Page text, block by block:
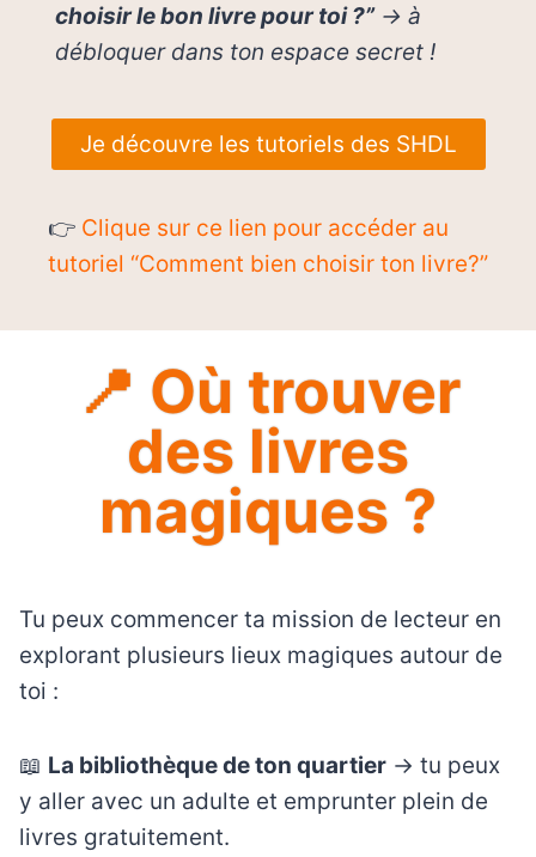
choisir le bon livre pour toi ?”→ à
débloquer dans ton espace secret !
Je découvre les tutoriels des SHDL
👉 Clique sur ce lien pour accéder au
tutoriel “Comment bien choisir ton livre?”
📍 Où trouver
des livres
magiques ?
Tu peux commencer ta mission de lecteur en
explorant plusieurs lieux magiques autour de
toi :
📖 La bibliothèque de ton quartier → tu peux
y aller avec un adulte et emprunter plein de
livres gratuitement.